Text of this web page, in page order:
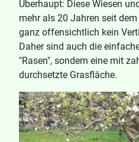
Überhaupt: Diese Wiesen
mehr als 20 Jahren seit
ganz offensichtlich kein
Daher sind auch die
"Rasen", sondern eine mit
durchsetzte Grasfläche.